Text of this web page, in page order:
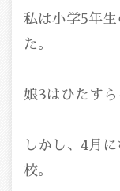
私は小学5年
た。
娘3はひたすら
しかし、4月
校。